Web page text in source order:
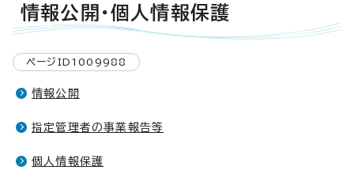
情報公開・個人情報保護
ページID1009988
情報公開
指定管理者の事業報告等
個人情報保護